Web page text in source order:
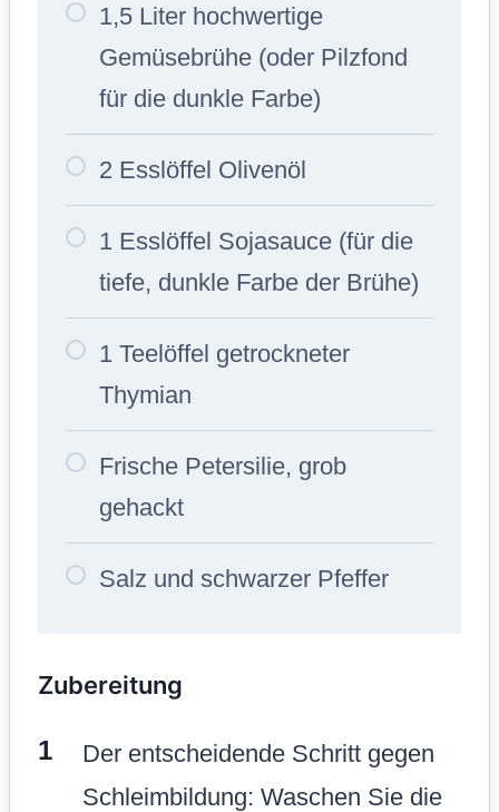
1,5 Liter hochwertige
Gemüsebrühe (oder Pilzfond
für die dunkle Farbe)
2 Esslöffel Olivenöl
1 Esslöffel Sojasauce (für die
tiefe, dunkle Farbe der Brühe)
1 Teelöffel getrockneter
Thymian
Frische Petersilie, grob
gehackt
Salz und schwarzer Pfeffer
Zubereitung
Der entscheidende Schritt gegen
Schleimbildung: Waschen Sie die